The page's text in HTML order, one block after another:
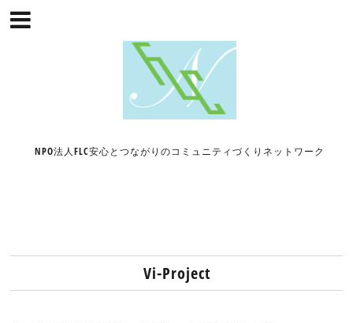
NPO法人FLC安心とつながりのコミュニティづくりネットワーク
Vi-Project